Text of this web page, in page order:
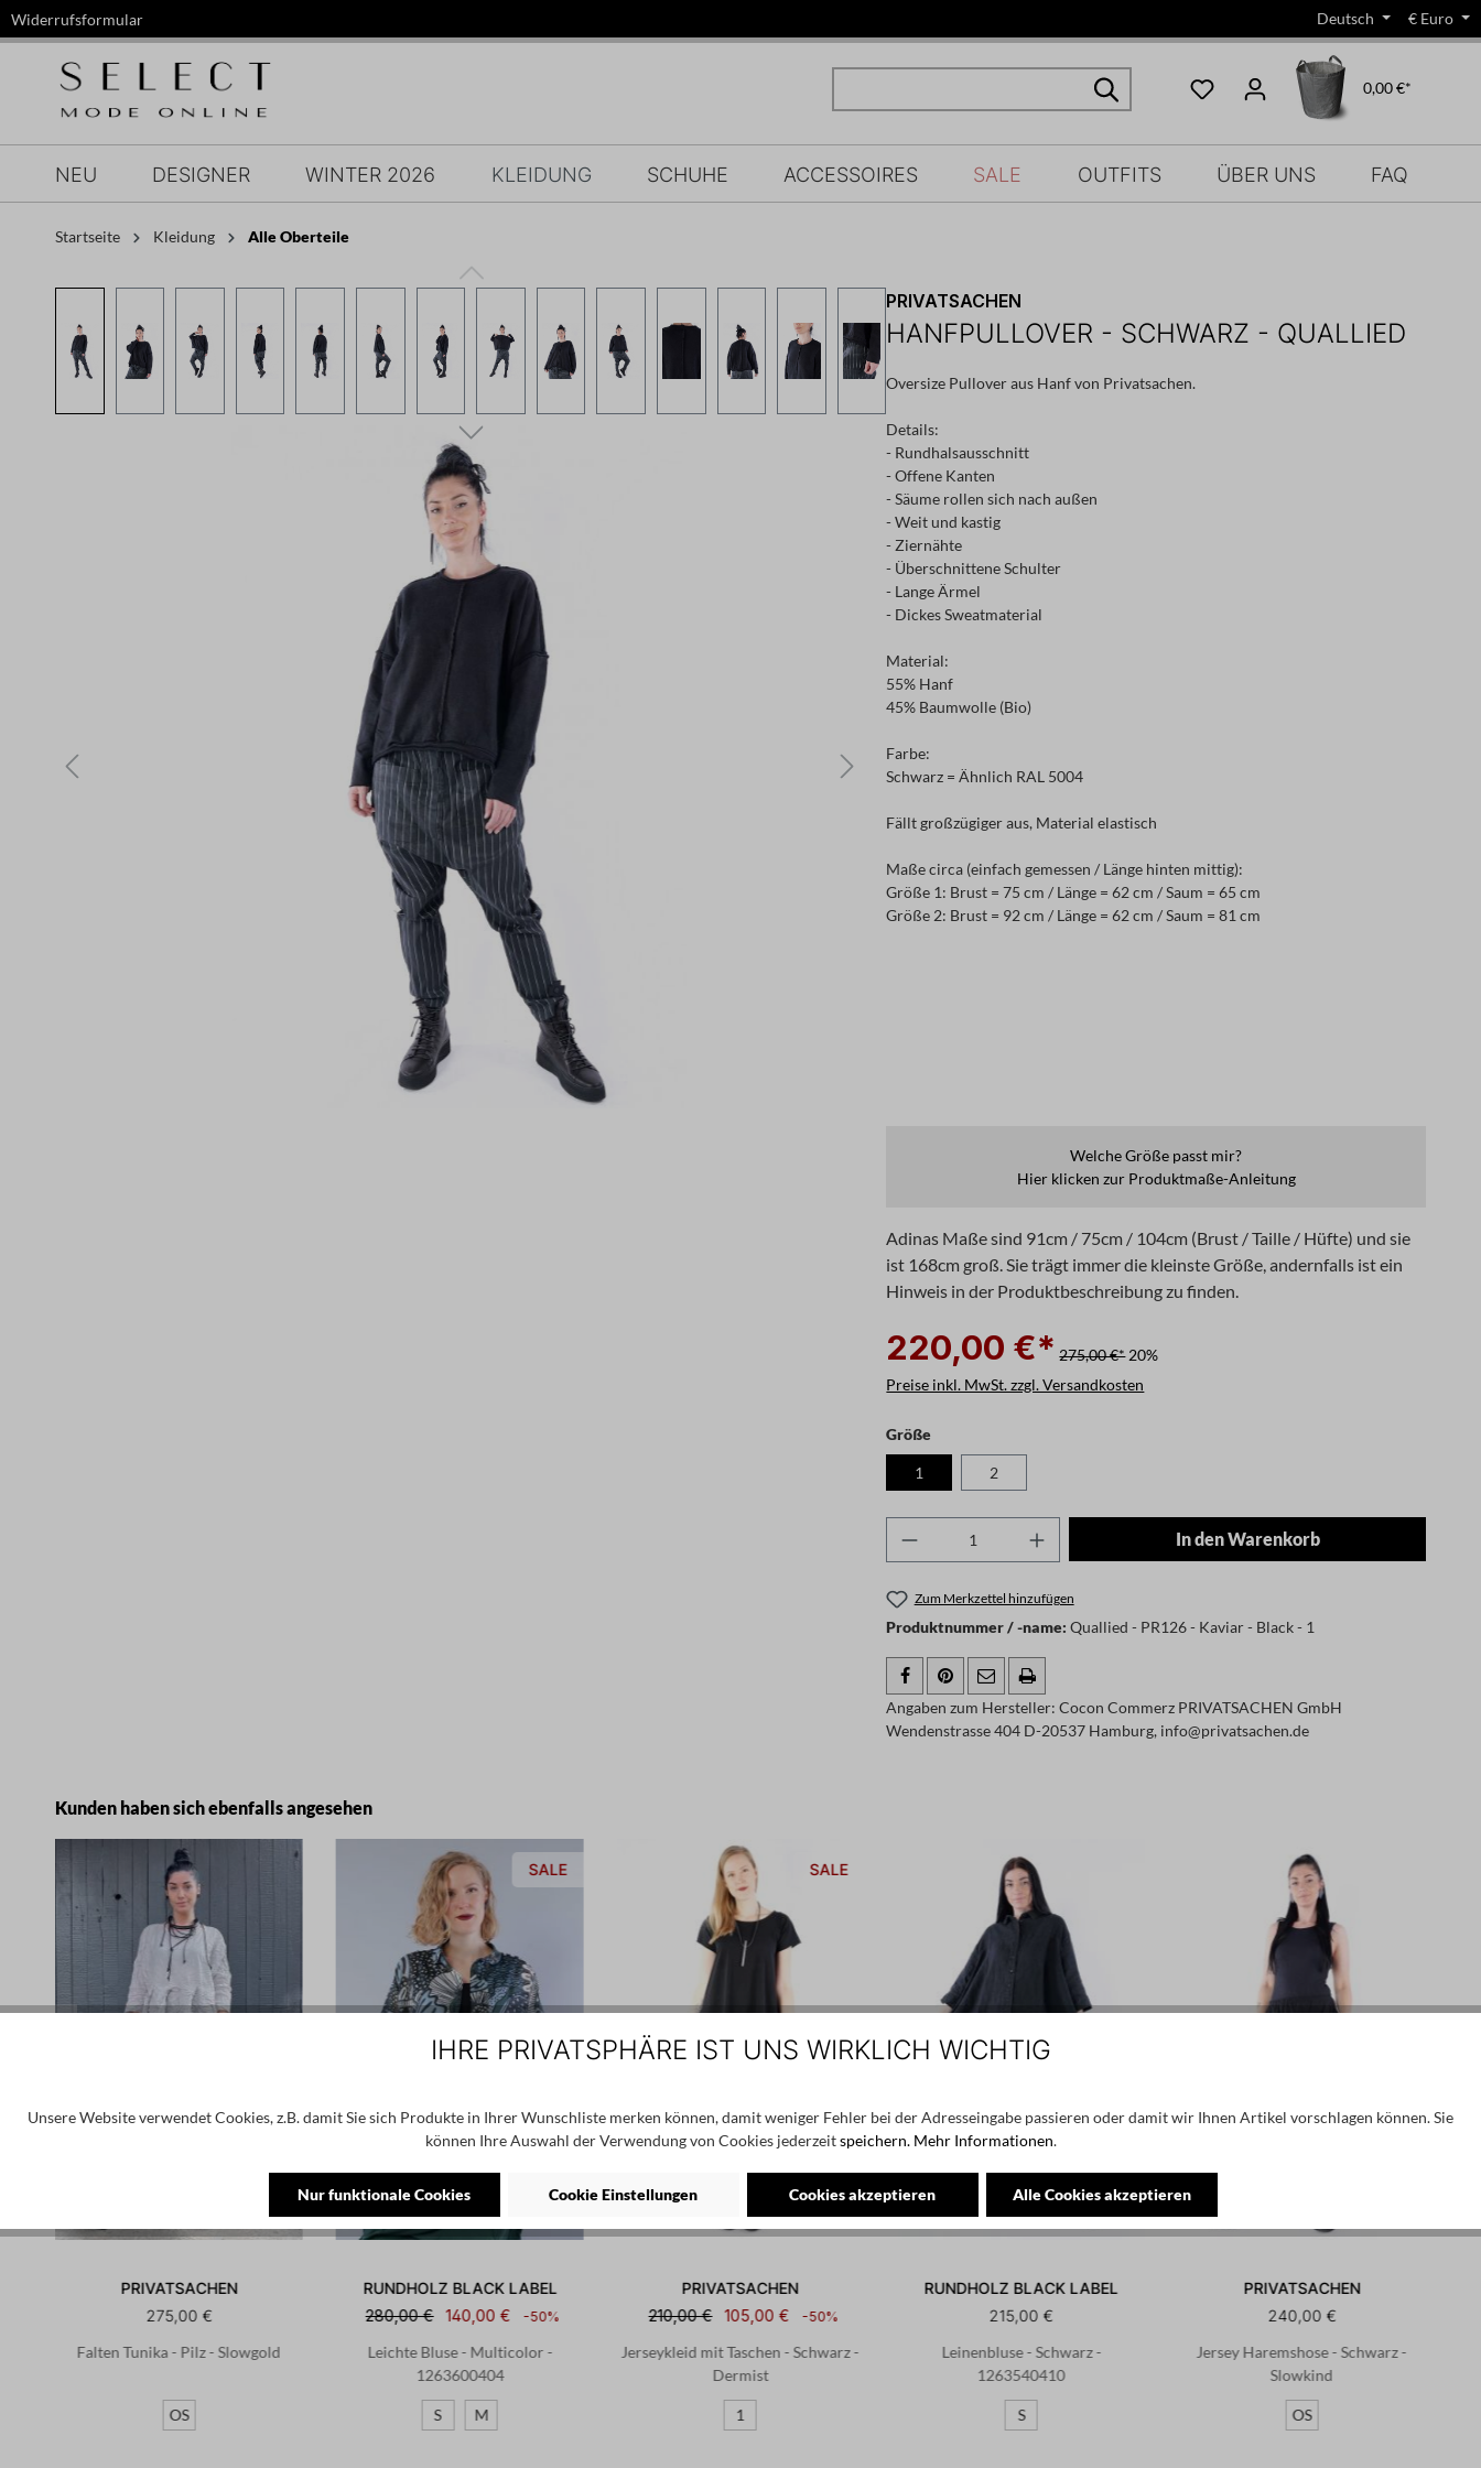
Zur Hauptnavigation springen
Widerrufsformular Deutsch € Euro
0,00 €*
NEU DESIGNER WINTER 2026 KLEIDUNG SCHUHE ACCESSOIRES SALE OUTFITS ÜBER UNS FAQ
Startseite Kleidung Alle Oberteile
PRIVATSACHEN
HANFPULLOVER - SCHWARZ - QUALLIED
Oversize Pullover aus Hanf von Privatsachen.
Details:
- Rundhalsausschnitt
- Offene Kanten
- Säume rollen sich nach außen
- Weit und kastig
- Ziernähte
- Überschnittene Schulter
- Lange Ärmel
- Dickes Sweatmaterial
Material:
55% Hanf
45% Baumwolle (Bio)
Farbe:
Schwarz = Ähnlich RAL 5004
Fällt großzügiger aus, Material elastisch
Maße circa (einfach gemessen / Länge hinten mittig):
Größe 1: Brust = 75 cm / Länge = 62 cm / Saum = 65 cm
Größe 2: Brust = 92 cm / Länge = 62 cm / Saum = 81 cm
Welche Größe passt mir?
Hier klicken zur Produktmaße-Anleitung
Adinas Maße sind 91cm / 75cm / 104cm (Brust / Taille / Hüfte) und sie
ist 168cm groß. Sie trägt immer die kleinste Größe, andernfalls ist ein
Hinweis in der Produktbeschreibung zu finden.
220,00 €* 275,00 €* 20%
Preise inkl. MwSt. zzgl. Versandkosten
Größeauswählen
1 2
Produkt Anzahl: Gib den gewünschten Wert ein
In den Warenkorb
Zum Merkzettel hinzufügen
Produktnummer / -name:Quallied - PR126 - Kaviar - Black - 1
Angaben zum Hersteller: Cocon Commerz PRIVATSACHEN GmbH
Wendenstrasse 404 D-20537 Hamburg, info@privatsachen.de
Produktgalerie überspringen
Kunden haben sich ebenfalls angesehen
PRIVATSACHEN
275,00 €
Falten Tunika - Pilz - Slowgold
OS
SALE
RUNDHOLZ BLACK LABEL
280,00 €
140,00 € -50%
Leichte Bluse - Multicolor -
1263600404
S M
SALE
PRIVATSACHEN
210,00 €
105,00 € -50%
Jerseykleid mit Taschen - Schwarz -
Dermist
1
RUNDHOLZ BLACK LABEL
215,00 €
Leinenbluse - Schwarz -
1263540410
S
PRIVATSACHEN
240,00 €
Jersey Haremshose - Schwarz -
Slowkind
OS
IHRE PRIVATSPHÄRE IST UNS WIRKLICH WICHTIG
Unsere Website verwendet Cookies, z.B. damit Sie sich Produkte in Ihrer Wunschliste merken können, damit weniger Fehler bei der Adresseingabe passieren oder damit wir Ihnen Artikel vorschlagen können. Sie
können Ihre Auswahl der Verwendung von Cookies jederzeitspeichern. Mehr Informationen.
Nur funktionale Cookies Cookie Einstellungen Cookies akzeptieren Alle Cookies akzeptieren